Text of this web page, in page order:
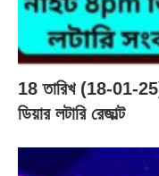
18 তারিখ (18-01-25)
ডিয়ার লটারি রেজাল্ট